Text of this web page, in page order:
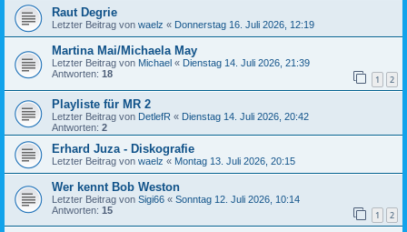
Raut Degrie
Letzter Beitrag von waelz « Donnerstag 16. Juli 2026, 12:19
Martina Mai/Michaela May
Letzter Beitrag von Michael « Dienstag 14. Juli 2026, 21:39
Antworten: 18 1 2
Playliste für MR 2
Letzter Beitrag von DetlefR « Dienstag 14. Juli 2026, 20:42
Antworten: 2
Erhard Juza - Diskografie
Letzter Beitrag von waelz « Montag 13. Juli 2026, 20:15
Wer kennt Bob Weston
Letzter Beitrag von Sigi66 « Sonntag 12. Juli 2026, 10:14
Antworten: 15 1 2